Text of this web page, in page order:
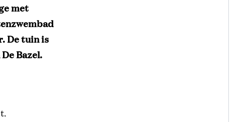
met
De tuin is
Bazel.